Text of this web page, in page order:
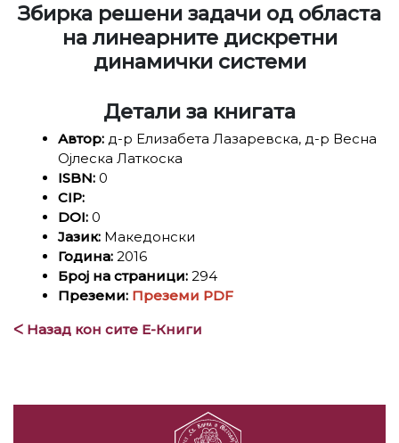
Збирка решени задачи од областа
на линеарните дискретни
динамички системи
Детали за книгата
Автор: д-р Елизабета Лазаревска, д-р Весна
Ојлеска Латкоска
ISBN: 0
CIP:
DOI: 0
Јазик: Македонски
Година: 2016
Број на страници: 294
Преземи: Преземи PDF
ᐸ Назад кон сите Е-Книги